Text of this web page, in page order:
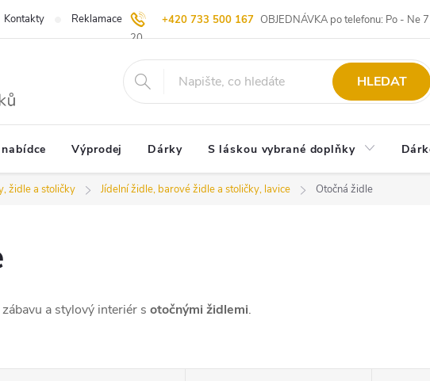
+420 733 500 167 OBJEDNÁVKA po telefonu: Po - Ne
20
Kontakty Reklamace | Vrácení zboží Blog 20 let u Starých Komisní
HLEDAT
Výprodej Dárky S láskou vybrané doplňky
židle a stoličky Jídelní židle, barové židle a stoličky, lavice Otočná židle
a stylový interiér s otočnými židlemi.